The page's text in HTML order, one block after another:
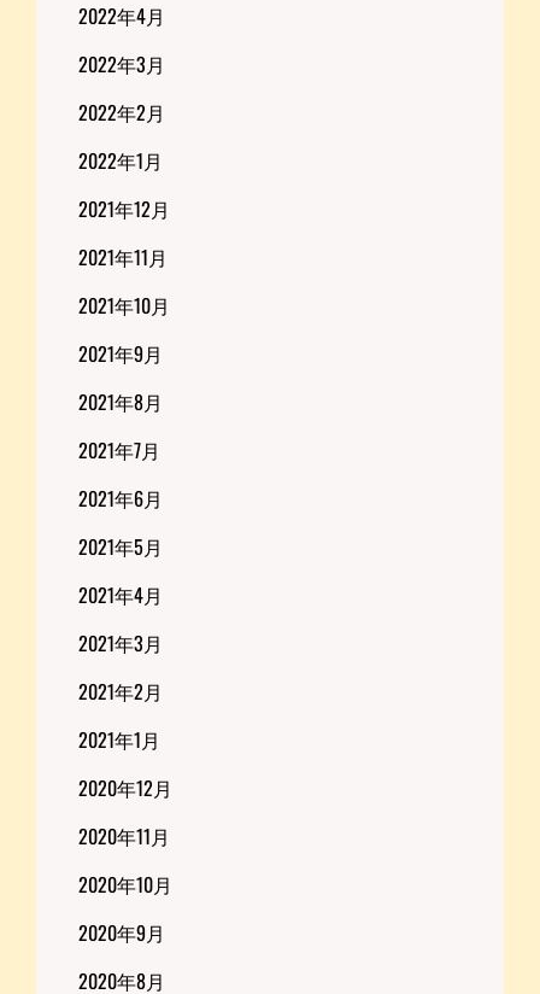
2022年4月
2022年3月
2022年2月
2022年1月
2021年12月
2021年11月
2021年10月
2021年9月
2021年8月
2021年7月
2021年6月
2021年5月
2021年4月
2021年3月
2021年2月
2021年1月
2020年12月
2020年11月
2020年10月
2020年9月
2020年8月